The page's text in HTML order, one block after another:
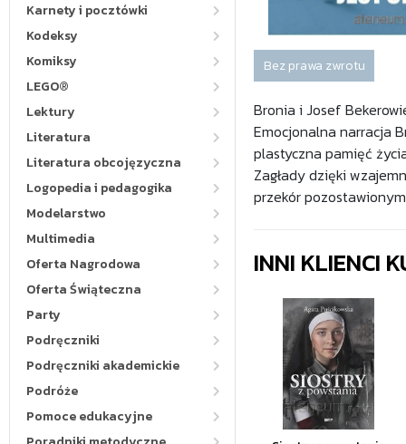
Karnety i pocztówki
Kodeksy
Komiksy
LEGO®
Lektury
Literatura
Literatura obcojęzyczna
Logopedia i pedagogika
Modelarstwo
Multimedia
Oferta Nagrodowa
Oferta Świąteczna
Party
Podręczniki
Podręczniki akademickie
Podróże
Pomoce edukacyjne
Bez prawa zwrotu
Bronia i Josef
Emocjonalna narracja
plastyczna pamięć
Zagłady dzięki
przekór
INNI KLIENCI